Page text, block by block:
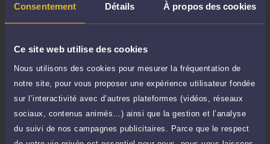
Consentement Détails À propos des cookies
Ce site web utilise des cookies
Nous utilisons des cookies pour mesurer la fréquentation de
notre site, pour vous proposer une expérience utilisateur fondée
sur l’interactivité avec d’autres plateformes (vidéos, réseaux
sociaux, contenus animés…) ainsi que la gestion et l’analyse
du suivi de nos campagnes publicitaires. Parce que le respect
Question simple 50 €
Poser une question
Consultation écrite
Etude de votre dossier + possibilité
d'ajout d'une pièce jointe
300 €
TTC